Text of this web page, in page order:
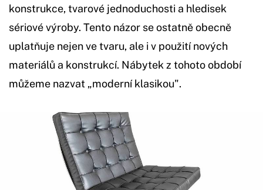
konstrukce, tvarové jednoduchosti a hledisek
sériové výroby. Tento názor se ostatně obecně
uplatňuje nejen ve tvaru, ale i v použití nových
materiálů a konstrukcí. Nábytek z tohoto období
můžeme nazvat „moderní klasikou".